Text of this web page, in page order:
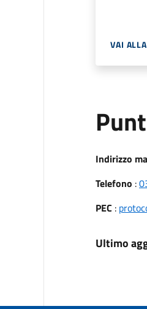
VAI
Indirizzo
Telefono :
PEC :
Ultimo